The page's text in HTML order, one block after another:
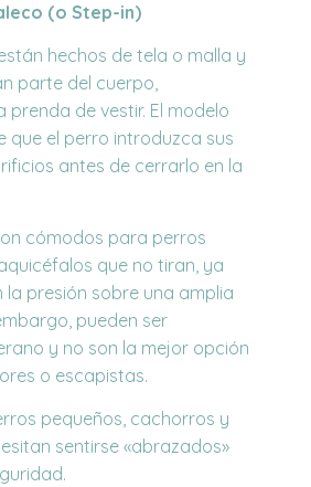
(o Step-in)
hechos de tela o malla y
parte del cuerpo,
prenda de vestir. El modelo
que el perro introduzca sus
antes de cerrarlo en la
cómodos para perros
que no tiran, ya
la presión sobre una amplia
pueden ser
y no son la mejor opción
o escapistas.
pequeños, cachorros y
sentirse «abrazados»